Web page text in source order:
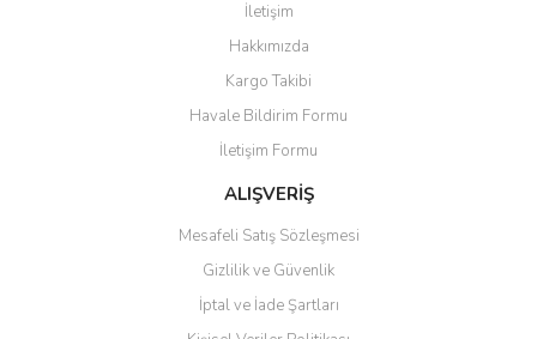
Ürün resmi kalitesiz, bozuk veya görüntülenemiyor.
Ürün açıklamasında eksik bilgiler bulunuyor.
Ürün bilgilerinde hatalar bulunuyor.
Ürün fiyatı diğer sitelerden daha pahalı.
Bu ürüne benzer farklı alternatifler olmalı.
İletişim
Hakkımızda
Kargo Takibi
Havale Bildirim Formu
İletişim Formu
ALIŞVERİŞ
Mesafeli Satış Sözleşmesi
Gizlilik ve Güvenlik
İptal ve İade Şartları